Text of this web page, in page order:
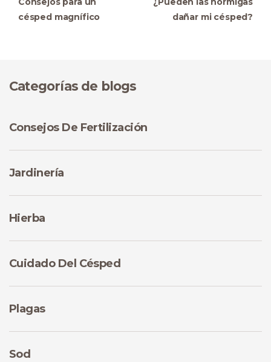
césped magnífico
dañar mi césped?
Categorías de blogs
Consejos De Fertilización
Jardinería
Hierba
Cuidado Del Césped
Plagas
Sod